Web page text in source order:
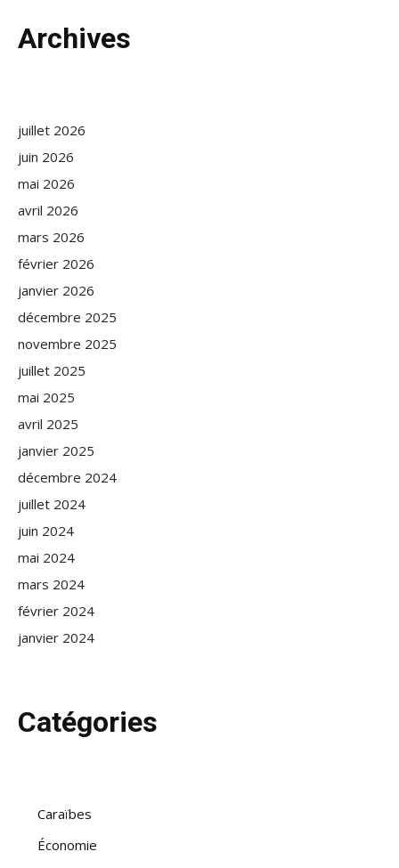
Archives
juillet 2026
juin 2026
mai 2026
avril 2026
mars 2026
février 2026
janvier 2026
décembre 2025
novembre 2025
juillet 2025
mai 2025
avril 2025
janvier 2025
décembre 2024
juillet 2024
juin 2024
mai 2024
mars 2024
février 2024
janvier 2024
Catégories
Caraïbes
Économie